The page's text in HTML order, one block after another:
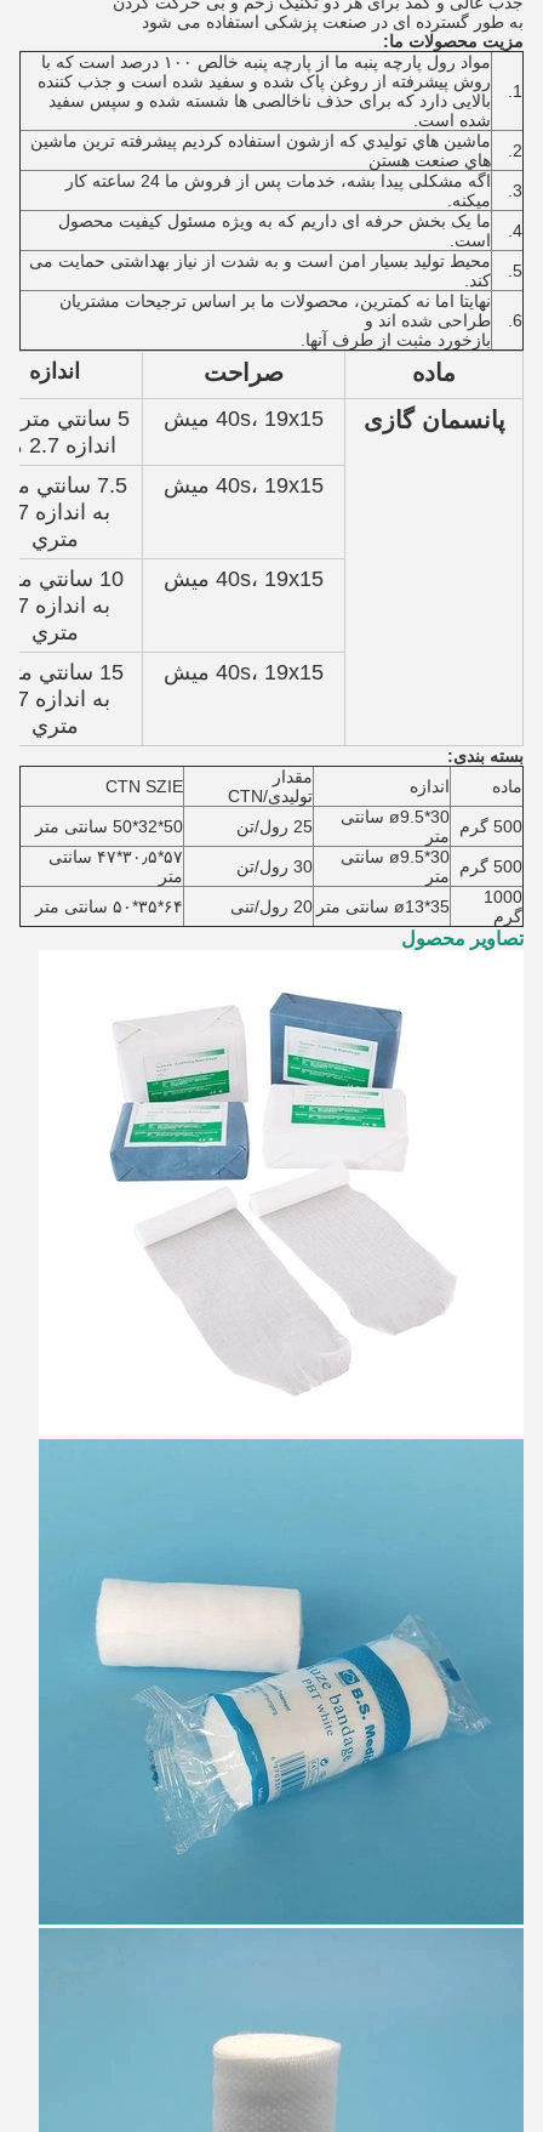
به طور گسترده ای در صنعت پزشکی استفاده می شود
مزیت محصولات ما:
1.
مواد رول پارچه پنبه ما از پارچه پنبه خالص ۱۰۰ درصد است که با
روش پیشرفته از روغن پاک شده و سفید شده است و جذب کننده
بالایی دارد که برای حذف ناخالصی ها شسته شده و سپس سفید
شده است.
2.
ماشين هاي توليدي که ازشون استفاده کرديم پیشرفته ترين ماشين
هاي صنعت هستن
3.
اگه مشکلی پیدا بشه، خدمات پس از فروش ما 24 ساعته کار
میکنه.
4.
ما یک بخش حرفه ای داریم که به ویژه مسئول کیفیت محصول
است.
5.
محیط تولید بسیار امن است و به شدت از نیاز بهداشتی حمایت می
کند.
6.
نهایتا اما نه کمترین، محصولات ما بر اساس ترجیحات مشتریان
طراحی شده اند و
بازخورد مثبت از طرف آنها.
ماده صراحت اندازه
پانسمان گازی 40s، 19x15 میش
5 سانتي
اندازه 2.7 متر
40s، 19x15 میش
7.5 سانتي
به اندازه 2.7
متري
40s، 19x15 میش
10 سانتي
به اندازه 2.7
متري
40s، 19x15 میش
15 سانتي
به اندازه 2.7
متري
بسته بندی:
ماده
اندازه
مقدار
تولیدی/CTN
CTN SZIE
500 گرم
ø9.5*30 سانتی
متر
25 رول/تن 50*32*50 سانتی متر
500 گرم
ø9.5*30 سانتی
متر
30 رول/تن
۵۷*۳۰٫۵*۴۷ سانتی
متر
1000
گرم
ø13*35 سانتی متر 20 رول/تنی ۶۴*۳۵*۵۰ سانتی متر
تصاویر محصول